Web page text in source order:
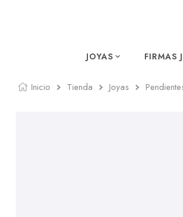
JOYAS FIRMAS
Inicio Tienda Joyas